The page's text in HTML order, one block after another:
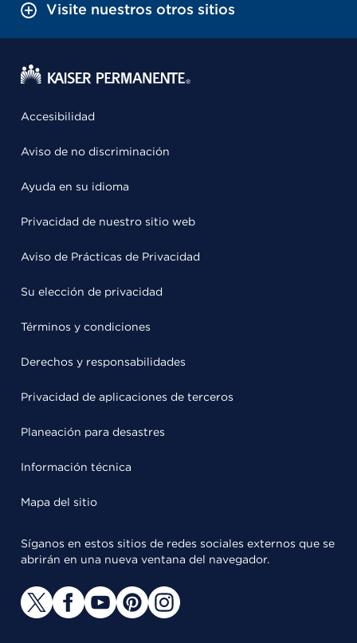
Visite nuestros otros sitios
Accesibilidad
Aviso de no discriminación
Ayuda en su idioma
Privacidad de nuestro sitio web
Aviso de Prácticas de Privacidad
Su elección de privacidad
Términos y condiciones
Derechos y responsabilidades
Privacidad de aplicaciones de terceros
Planeación para desastres
Información técnica
Mapa del sitio
Síganos en estos sitios de redes sociales externos que se
abrirán en una nueva ventana del navegador.